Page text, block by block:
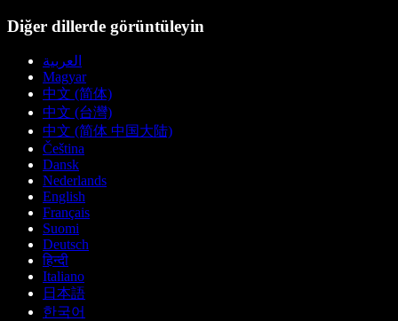
Diğer dillerde görüntüleyin
العربية
Magyar
中文 (简体)
中文 (台灣)
中文 (简体 中国大陆)
Čeština
Dansk
Nederlands
English
Français
Suomi
Deutsch
हिन्दी
Italiano
日本語
한국어